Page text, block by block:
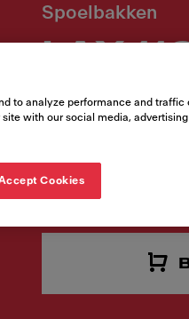
Spoelbakken
LAX
Artikelnummer
VAT included. Depending
to analyze performance and traffic
with our social media, advertising
Cookies